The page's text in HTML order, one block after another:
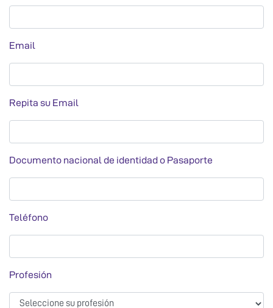
Email
Repita su Email
Documento nacional de identidad o Pasaporte
Teléfono
Profesión
Profesión